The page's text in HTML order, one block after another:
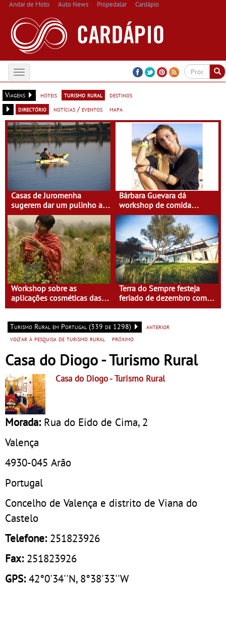
Andar de Moto Auto News Propedalar Cardápio
Toggle
navigation
Viagens
hóteis turismo rural
destinos
directório
notícias / eventos mapa
Casas de Juromenha
sugerem dar um pulinho a
Espanha de caiaque
Bárbara Guevara dá
workshop de comida
saudável na Terra do
Sempre
Workshop sobre as
aplicações cosméticas das
plantas na Casa do Eido –
Terra do Sempre festeja
feriado de dezembro com
Isabel Saldanha
Turismo Rural em Portugal (339 de 1298)
anterior
voltar à pesquisa de turismo rural
próximo
Casa do Diogo - Turismo Rural
Casa do Diogo- Turismo Rural
Morada: Rua do Eido de Cima, 2
Valença
4930-045 Arão
Portugal
Concelho de Valença e distrito de Viana do
Castelo
Telefone: 251823926
Fax: 251823926
GPS:42°0'34''N, 8°38'33''W